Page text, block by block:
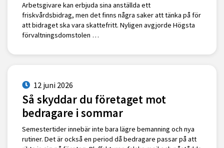
Arbetsgivare kan erbjuda sina anställda ett
friskvårdsbidrag, men det finns några saker att tänka på för
att bidraget ska vara skattefritt. Nyligen avgjorde Högsta
förvaltningsdomstolen …
12 juni 2026
Så skyddar du företaget mot
bedragare i sommar
Semestertider innebär inte bara lägre bemanning och nya
rutiner. Det är också en period då bedragare passar på att